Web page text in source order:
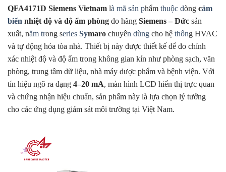
QFA4171D Siemens Vietnam là mã sản phẩm thuộc dòng cảm
biến nhiệt độ và độ ẩm phòng do hãng Siemens – Đức sản
xuất, nằm trong series Symaro chuyên dùng cho hệ thống HVAC
và tự động hóa tòa nhà. Thiết bị này được thiết kế để đo chính
xác nhiệt độ và độ ẩm trong không gian kín như phòng sạch, văn
phòng, trung tâm dữ liệu, nhà máy dược phẩm và bệnh viện. Với
tín hiệu ngõ ra dạng 4–20 mA, màn hình LCD hiển thị trực quan
và chứng nhận hiệu chuẩn, sản phẩm này là lựa chọn lý tưởng
cho các ứng dụng giám sát môi trường tại Việt Nam.